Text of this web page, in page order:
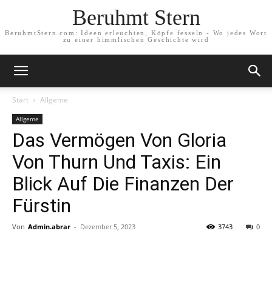
Beruhmt Stern
BeruhmtStern.com: Ideen erleuchten, Köpfe fesseln - Wo jedes Wort
zu einer himmlischen Geschichte wird
Start Allgeme
Allgeme
Das Vermögen Von Gloria
Von Thurn Und Taxis: Ein
Blick Auf Die Finanzen Der
Fürstin
Von Admin.abrar - Dezember 5, 2023 0
3743